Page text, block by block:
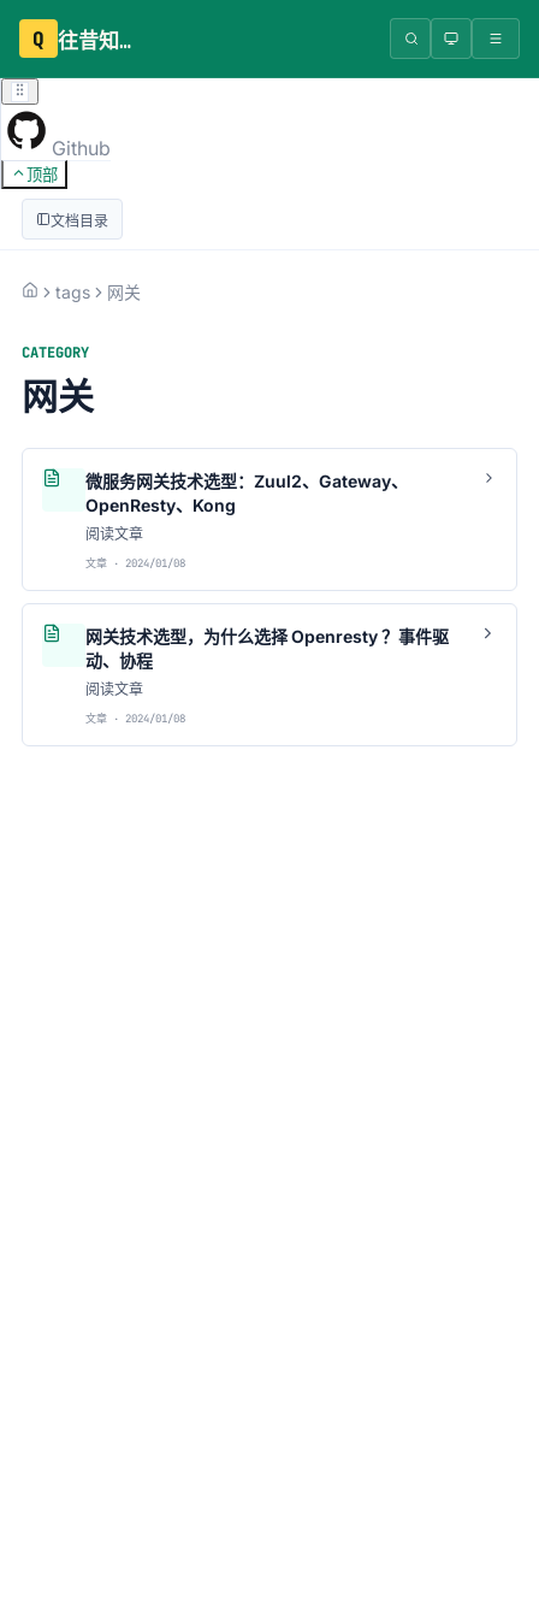
Q 往昔知识库
Github
顶部
文档目录
tags 网关
CATEGORY
网关
微服务网关技术选型：Zuul2、Gateway、
OpenResty、Kong
阅读文章
文章 · 2024/01/08
网关技术选型，为什么选择 Openresty ？事件驱
动、协程
阅读文章
文章 · 2024/01/08